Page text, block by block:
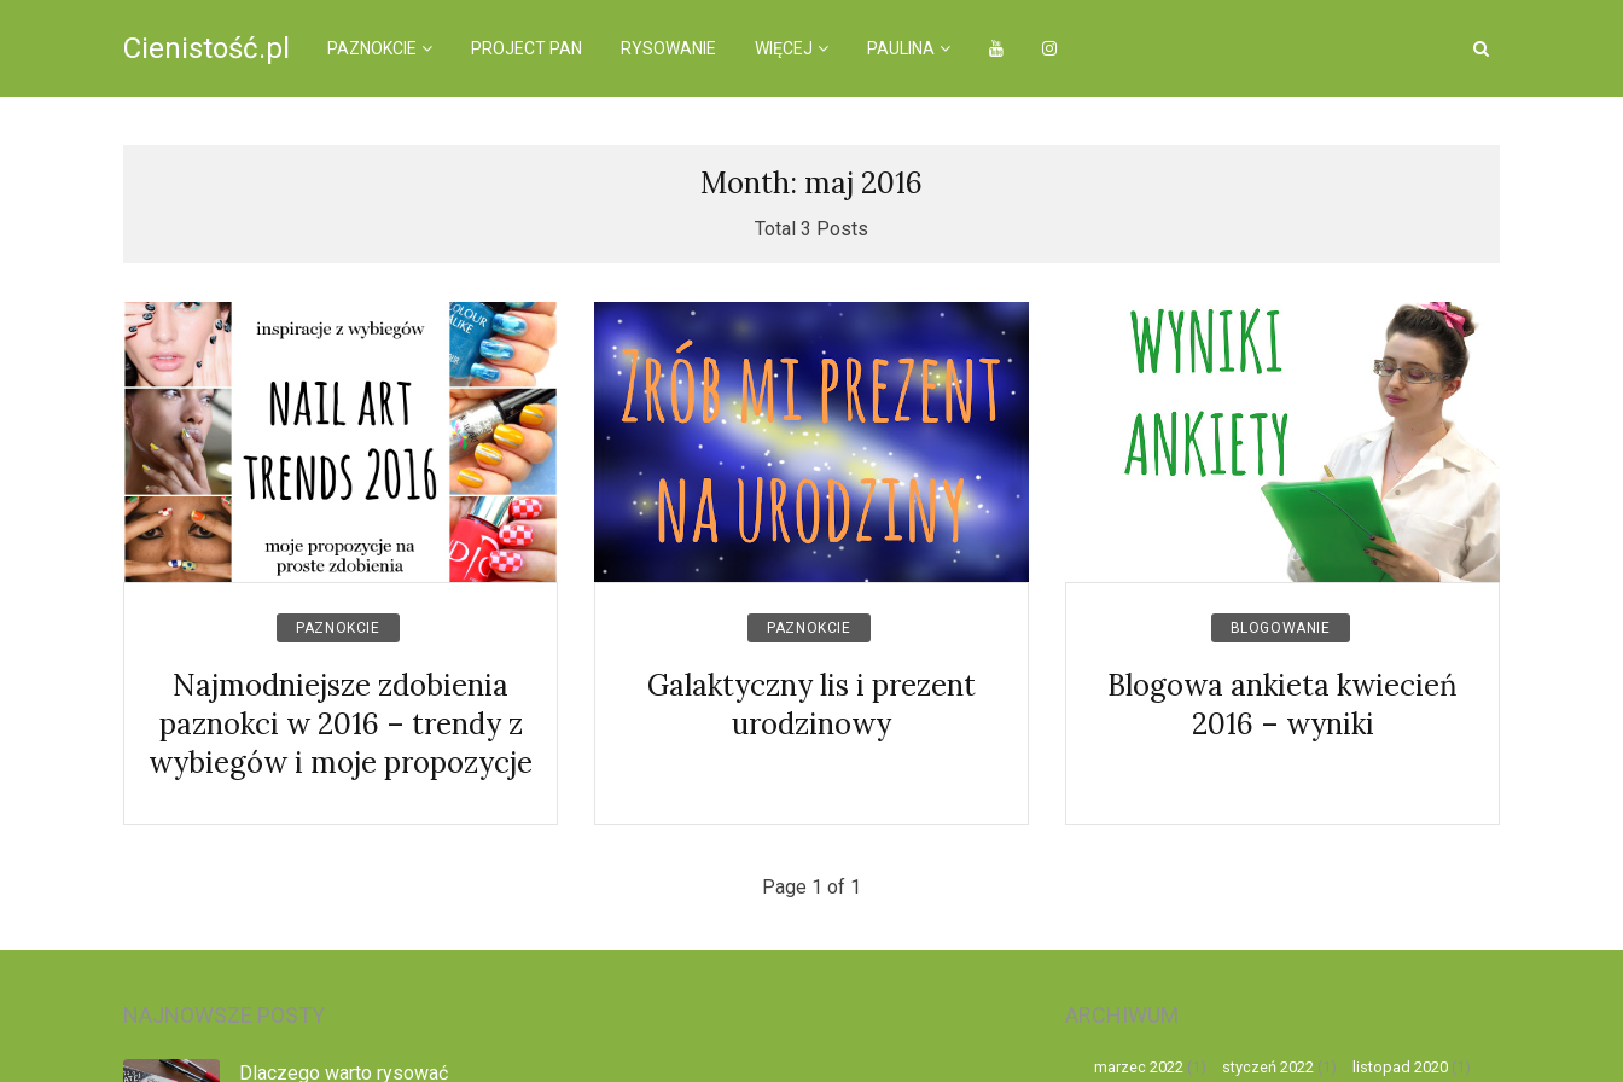
Cienistość.pl PAZNOKCIE PROJECT PAN RYSOWANIE WIĘCEJ PAULINA
Month: maj 2016
Total 3 Posts
PAZNOKCIE
Najmodniejsze zdobienia
paznokci w 2016 – trendy z
wybiegów i moje propozycje
PAZNOKCIE
Galaktyczny lis i prezent
urodzinowy
BLOGOWANIE
Blogowa ankieta kwiecień
2016 – wyniki
Page 1 of 1
NAJNOWSZE POSTY
Dlaczego warto rysować
ARCHIWUM
marzec 2022 (1) styczeń 2022 (1) listopad 2020(1)